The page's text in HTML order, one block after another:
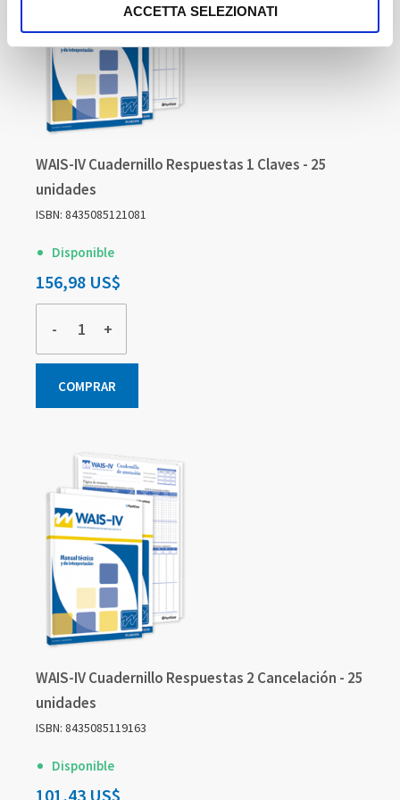
ACCETTA SELEZIONATI
WAIS-IV Cuadernillo Respuestas 1 Claves - 25
unidades
ISBN: 8435085121081
Disponible
156,98 US$
- +
COMPRAR
WAIS-IV Cuadernillo Respuestas 2 Cancelación - 25
unidades
ISBN: 8435085119163
Disponible
101,43 US$